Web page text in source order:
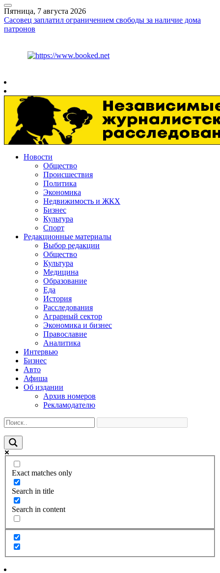
Пятница, 7 августа 2026
Сасовец заплатил ограничением свободы за наличие дома
патронов
Новости
Общество
Происшествия
Политика
Экономика
Недвижимость и ЖКХ
Бизнес
Культура
Спорт
Редакционные материалы
Выбор редакции
Общество
Культура
Медицина
Образование
Еда
История
Расследования
Аграрный сектор
Экономика и бизнес
Православие
Аналитика
Интервью
Бизнес
Авто
Афиша
Об издании
Архив номеров
Рекламодателю
Exact matches only
Search in title
Search in content